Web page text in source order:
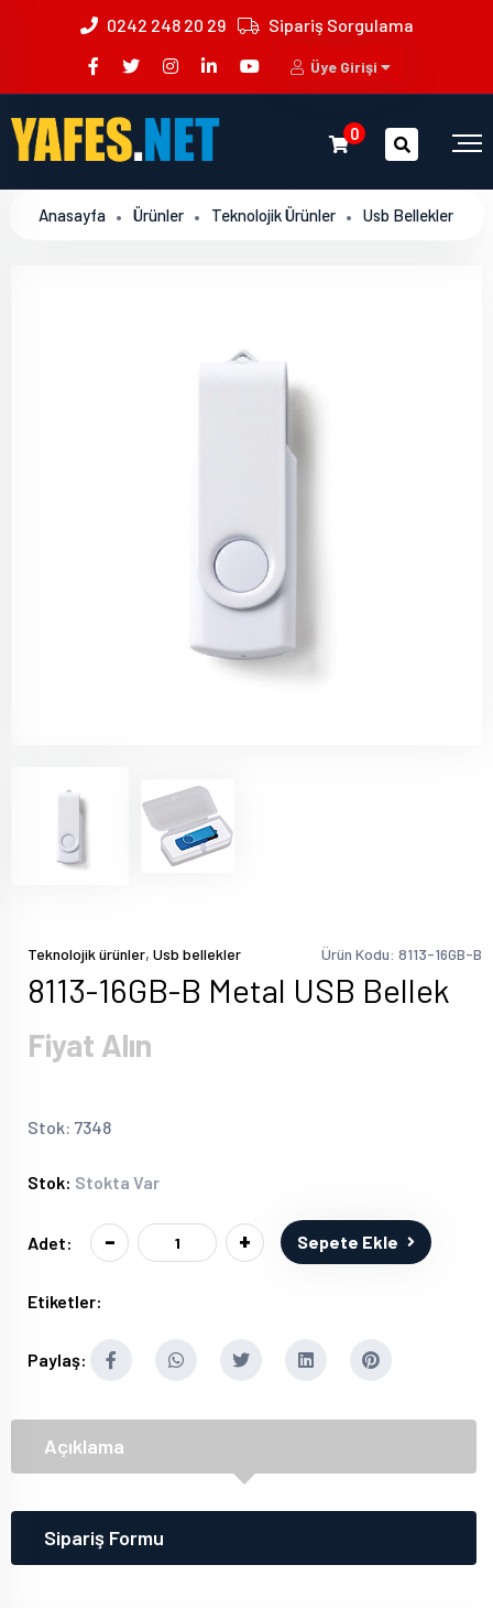
0242 248 20 29 Sipariş Sorgulama
Üye Girişi
0
Anasayfa Ürünler Teknolojik Ürünler Usb Bellekler
Teknolojik ürünler, Usb bellekler Ürün Kodu: 8113-16GB-B
8113-16GB-B Metal USB Bellek
Fiyat Alın
Stok: 7348
Stok: Stokta Var
Adet: - + Sepete Ekle
Etiketler:
Paylaş:
Açıklama
Sipariş Formu